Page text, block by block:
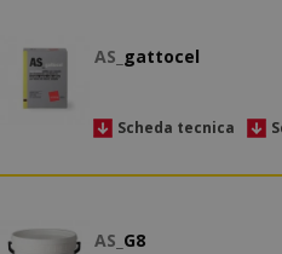
AS_ gattocel
Scheda tecnica
AS_ G8